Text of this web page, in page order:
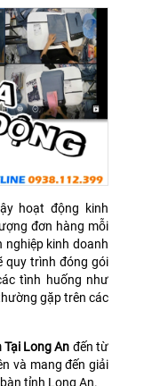
hoạt động kinh
đơn hàng mỗi
nghiệp kinh doanh
quy trình đóng gói
tình huống như
gặp trên các
Long An đến từ
và mang đến giải
tỉnh Long An.